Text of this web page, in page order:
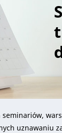
uznawaniu